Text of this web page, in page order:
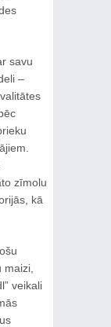
savu
–
zīmolu
kā
veikali